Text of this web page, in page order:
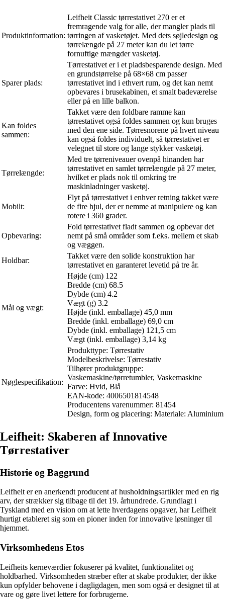
Produktinformation:
Leifheit Classic tørrestativet 270 er et
fremragende valg for alle, der mangler plads til
tørringen af vasketøjet. Med dets søjledesign og
tørrelængde på 27 meter kan du let tørre
fornuftige mængder vasketøj.
Sparer plads:
Tørrestativet er i et pladsbesparende design. Med
en grundstørrelse på 68×68 cm passer
tørrestativet ind i ethvert rum, og det kan nemt
opbevares i brusekabinen, et smalt badeværelse
eller på en lille balkon.
Kan foldes
sammen:
Takket være den foldbare ramme kan
tørrestativet også foldes sammen og kun bruges
med den ene side. Tørresnorene på hvert niveau
kan også foldes individuelt, så tørrestativet er
velegnet til store og lange stykker vasketøj.
Tørrelængde:
Med tre tørreniveauer ovenpå hinanden har
tørrestativet en samlet tørrelængde på 27 meter,
hvilket er plads nok til omkring tre
maskinladninger vasketøj.
Mobilt:
Flyt på tørrestativet i enhver retning takket være
de fire hjul, der er nemme at manipulere og kan
rotere i 360 grader.
Opbevaring:
Fold tørrestativet fladt sammen og opbevar det
nemt på små områder som f.eks. mellem et skab
og væggen.
Holdbar:
Takket være den solide konstruktion har
tørrestativet en garanteret levetid på tre år.
Mål og vægt:
Højde (cm) 122
Bredde (cm) 68.5
Dybde (cm) 4.2
Vægt (g) 3.2
Højde (inkl. emballage) 45,0 mm
Bredde (inkl. emballage) 69,0 cm
Dybde (inkl. emballage) 121,5 cm
Vægt (inkl. emballage) 3,14 kg
Nøglespecifikation:
Produkttype: Tørrestativ
Modelbeskrivelse: Tørrestativ
Tilhører produktgruppe:
Vaskemaskine/tørretumbler, Vaskemaskine
Farve: Hvid, Blå
EAN-kode: 4006501814548
Producentens varenummer: 81454
Design, form og placering: Materiale: Aluminium
Leifheit: Skaberen af Innovative
Tørrestativer
Historie og Baggrund
Leifheit er en anerkendt producent af husholdningsartikler med en rig
arv, der strækker sig tilbage til det 19. århundrede. Grundlagt i
Tyskland med en vision om at lette hverdagens opgaver, har Leifheit
hurtigt etableret sig som en pioner inden for innovative løsninger til
hjemmet.
Virksomhedens Etos
Leifheits kerneværdier fokuserer på kvalitet, funktionalitet og
holdbarhed. Virksomheden stræber efter at skabe produkter, der ikke
kun opfylder behovene i dagligdagen, men som også er designet til at
vare og gøre livet lettere for forbrugerne.